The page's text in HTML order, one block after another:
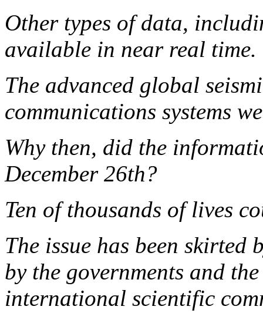
Other types of data,
available in near real time.
The advanced global
communications systems
Why then, did the
December 26th?
Ten of thousands of lives
The issue has been skirted
by the governments and
international scientific